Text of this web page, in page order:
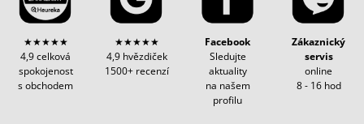
★★★★★
4,9 celková
spokojenost
s obchodem
★★★★★
4,9 hvězdiček
1500+ recenzí
Facebook
Sledujte
aktuality
na našem
profilu
Zákaznický
servis
online
8 - 16 hod